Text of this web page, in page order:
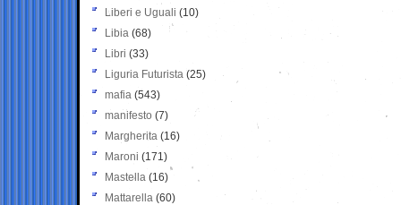
Liberi e Uguali (10)
Libia (68)
Libri (33)
Liguria Futurista (25)
mafia (543)
manifesto (7)
Margherita (16)
Maroni (171)
Mastella (16)
Mattarella (60)